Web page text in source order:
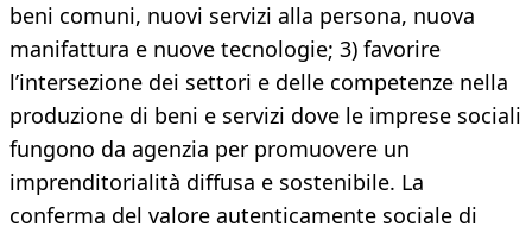
beni comuni, nuovi servizi alla persona, nuova
manifattura e nuove tecnologie; 3) favorire
l’intersezione dei settori e delle competenze nella
produzione di beni e servizi dove le imprese sociali
fungono da agenzia per promuovere un
imprenditorialità diffusa e sostenibile. La
conferma del valore autenticamente sociale di